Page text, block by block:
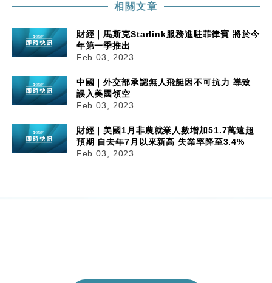
相關文章
財經｜馬斯克Starlink服務進駐菲律賓 將於今
年第一季推出
Feb 03, 2023
中國｜外交部承認無人飛艇因不可抗力 導致
誤入美國領空
Feb 03, 2023
財經｜美國1月非農就業人數增加51.7萬遠超
預期 自去年7月以來新高 失業率降至3.4%
Feb 03, 2023